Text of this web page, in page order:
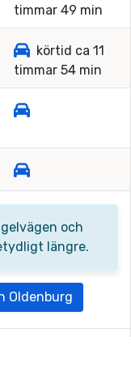
timmar 49 min
körtid ca 11
timmar 54 min
och
längre.
Oldenburg